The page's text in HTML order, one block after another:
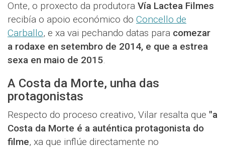
Onte, o proxecto da produtora Vía Lactea Filmes
recibía o apoio económico do Concello de
Carballo, e xa vai pechando datas para comezar
a rodaxe en setembro de 2014, e que a estrea
sexa en maio de 2015.
A Costa da Morte, unha das
protagonistas
Respecto do proceso creativo, Vilar resalta que "a
Costa da Morte é a auténtica protagonista do
filme, xa que inflúe directamente no